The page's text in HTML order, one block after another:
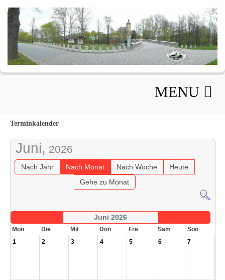
MENU
Terminkalender
Juni, 2026
Nach Jahr Nach Monat Nach Woche
Heute
Gehe zu Monat
Juni 2026
Mon Die Mit Don Fre Sam
Son
1
2 3 4 5 6 7